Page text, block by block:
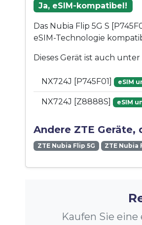
Ja, eSIM-kompatibel!
Das Nubia Flip 5G S
eSIM-Technologie
Dieses Gerät ist auch
NX724J [P745F01] eSIM
NX724J [Z8888S] eSIM
Andere ZTE Geräte,
ZTE Nubia Flip 5G ZTE Nubia
Kaufen Sie eine